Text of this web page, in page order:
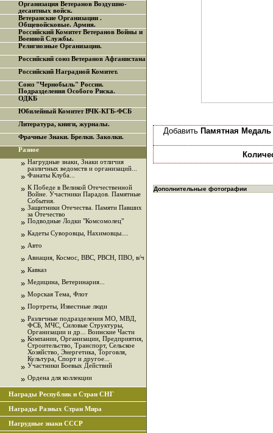
Организация Ветеранов Воздушно-
десантных войск.
Ветеранские Организации .
Общевойсковые. Армия.
Российский Комитет Ветеранов Войны и
Военной Службы.
Религиозные Организации.
Российский союз Ветеранов Афганистана
Российский Наградной Комитет.
Союз "Чернобыль" России.
Подразделения Особого Риска.
ОДКБ
Юбилейный Комитет ВЧК-КГБ-ФСБ
Литература, книги, журналы.
Фрачные Знаки. Брелки. Заколки.
Разное
» Нагрудные знаки, Знаки отличия
различных ведомств и организаций...
» Фанаты Клуба...
» К Победе в Великой Отечественной
Войне. Участники Парадов. Памятные
События.
» Защитники Отечества. Памяти Павших
за Отечество
» Подводные Лодки "Комсомолец"
» Кадеты Суворовцы, Нахимовцы....
» Авто
» Авиация, Космос, ВВС, РВСН, ПВО, в/ч
» Кавказ
» Медицина, Ветеринария...
» Морская Тема, Флот
» Портреты, Известные люди
» Различные подразделения МО, МВД,
ФСБ, МЧС, Силовые Структуры,
Организации и др... Воинские Части
» Компании, Организации, Предприятия,
Строительство, Транспорт, Сельское
Хозяйство, Энергетика, Торговля,
Культура, Спорт и другое...
» Участники Боевых Действий
» Ордена для коллекции
Награды Республик и Стран СНГ
Награды Разных Стран Мира
Нагрудные знаки СССР
Добавить Памятная
Дополнительные фотографии